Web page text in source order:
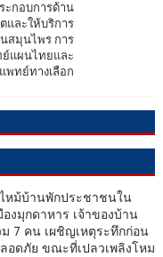
ะกอบการด้าน
และให้บริการ
สมุนไพร การ
แผนไทยและ
พทย์ทางเลือก
ไหม้บ้านพักประชาชนใน
งมุกดาหาร เจ้าของบ้าน
7 คน เผชิญเหตุระทึกก่อน
อดภัย ขณะที่เปลวเพลิงโหม